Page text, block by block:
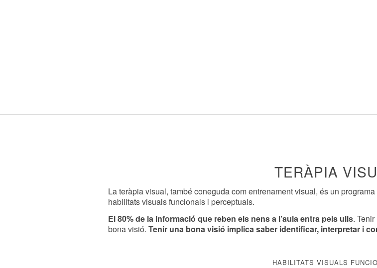
TERÀPIA
La teràpia visual, també coneguda com entrenament visual, és un
habilitats visuals funcionals i perceptuals.
El 80% de la informació que reben els nens a l’aula entra pels ulls.
bona visió. Tenir una bona visió implica saber identificar, interpretar i
HABILITATS VISUALS